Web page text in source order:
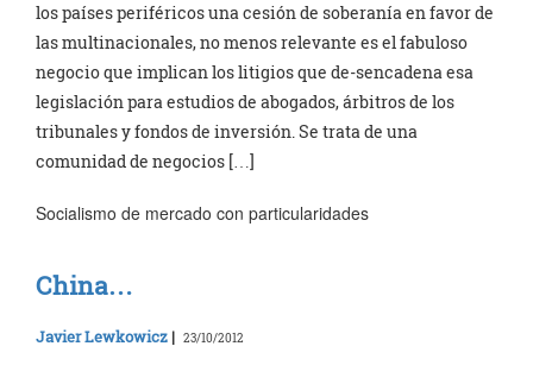
los países periféricos una cesión de soberanía en favor de
las multinacionales, no menos relevante es el fabuloso
negocio que implican los litigios que de-sencadena esa
legislación para estudios de abogados, árbitros de los
tribunales y fondos de inversión. Se trata de una
comunidad de negocios […]
Socialismo de mercado con particularidades
China…
Javier Lewkowicz | 23/10/2012